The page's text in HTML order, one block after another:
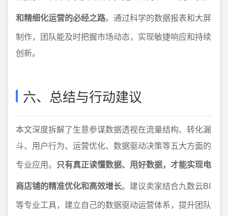
和精细化运营的必经之路。通过科学的数据报表和大屏
制作，团队能及时把握市场动态，实现敏捷响应和持续
创新。
六、总结与行动建议
本文深度拆解了生意参谋数据透视在流量结构、转化漏
斗、用户行为、运营优化、数据驱动决策等五大方面的
专业应用。 只有真正读懂数据、用好数据，才能实现电
商店铺的精准优化和高效增长。建议卖家结合九数云BI
等专业工具，建立自己的数据驱动运营体系，提升团队